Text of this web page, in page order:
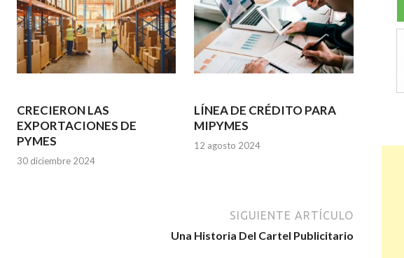
CRECIERON LAS
EXPORTACIONES DE
PYMES
30 diciembre 2024
LÍNEA DE CRÉDITO PARA
MIPYMES
12 agosto 2024
SIGUIENTE ARTÍCULO
Una Historia Del Cartel Publicitario